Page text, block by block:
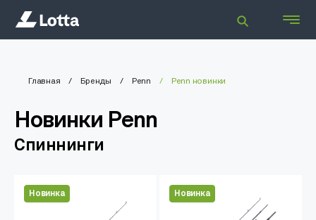
Главная Бренды Penn Penn новинки
Новинки Penn
Спиннинги
Новинка Новинка